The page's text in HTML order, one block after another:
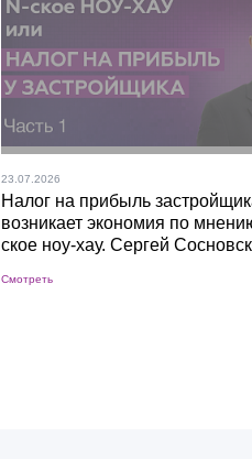
23.07.2026
Налог на прибыль
возникает экономия по
ское ноу-хау. Сергей
Смотреть